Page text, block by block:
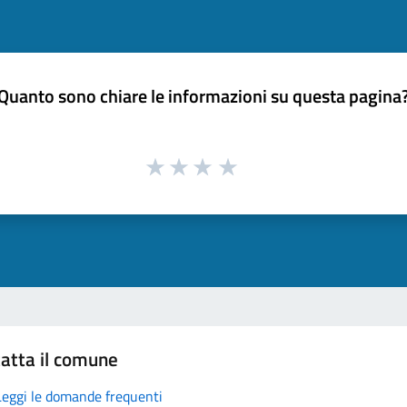
sono chiare le informazioni su questa
il comune
le domande frequenti